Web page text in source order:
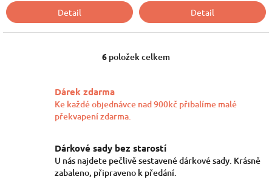
Detail Detail
O
d
í
p
r
v
6 položek celkem
Dárek zdarma
Ke každé objednávce nad 900kč přibalíme malé
překvapení zdarma.
Dárkové sady bez starostí
U nás najdete pečlivě sestavené dárkové sady. Krásně
zabaleno, připraveno k předání.